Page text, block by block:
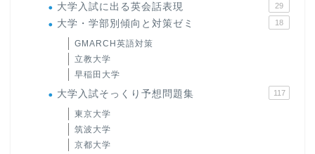
大学入試に出る英会話表現 29
大学・学部別傾向と対策ゼミ 18
GMARCH英語対策
立教大学
早稲田大学
大学入試そっくり予想問題集 117
東京大学
筑波大学
京都大学